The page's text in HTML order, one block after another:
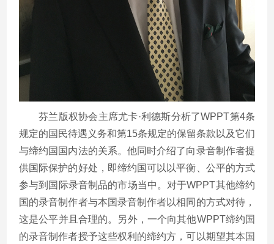
芬兰版权协会主席尤卡·利德斯分析了WPPT第4条
规定的国民待遇义务和第15条规定的保留条款以及它们
与缔约国国内法的关系。他同时介绍了向录音制作者提
供国际保护的好处，即缔约国可以以平衡、公平的方式
参与到国际录音制品的市场当中。对于WPPT其他缔约
国的录音制作者与本国录音制作者以相同的方式对待，
这是公平并且合理的。另外，一个向其他WPPT缔约国
的录音制作者授予这些权利的缔约方，可以期望其本国